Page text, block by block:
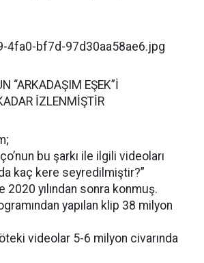
“ARKADAŞIM EŞEK”İ
İZLENMİŞTİR
bu şarkı ile ilgili videoları
kaç kere seyredilmiştir?”
yılından sonra konmuş.
yapılan klip 38 milyon
öteki videolar 5-6 milyon civarında